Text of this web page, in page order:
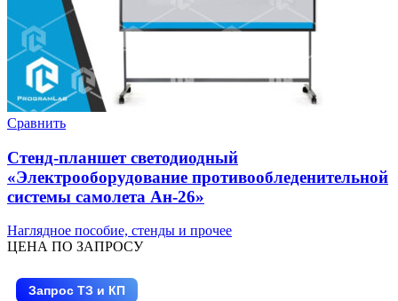
Сравнить
Стенд-планшет светодиодный
«Электрооборудование противообледенительной
системы самолета Ан-26»
Наглядное пособие, стенды и прочее
ЦЕНА ПО ЗАПРОСУ
Запрос ТЗ и КП